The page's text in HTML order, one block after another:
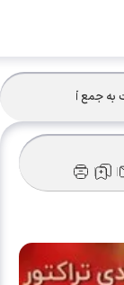
جمع آبی‌ها